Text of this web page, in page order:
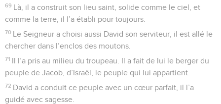
69 Là, il a construit son lieu saint, solide comme le ciel, et
comme la terre, il l’a établi pour toujours.
70 Le Seigneur a choisi aussi David son serviteur, il est allé le
chercher dans l’enclos des moutons.
71 Il l’a pris au milieu du troupeau. Il a fait de lui le berger du
peuple de Jacob, d’Israël, le peuple qui lui appartient.
72 David a conduit ce peuple avec un cœur parfait, il l’a
guidé avec sagesse.